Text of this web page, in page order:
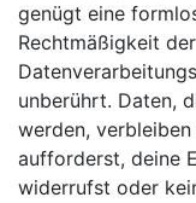
genügt eine
Rechtmäßigkeit
unberührt. Daten,
werden,
aufforderst, deine
widerrufst oder